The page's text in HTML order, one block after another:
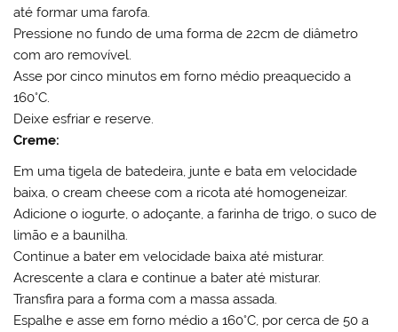
até formar uma farofa.
Pressione no fundo de uma forma de 22cm de diâmetro
com aro removível.
Asse por cinco minutos em forno médio preaquecido a
160°C.
Deixe esfriar e reserve.
Creme:
Em uma tigela de batedeira, junte e bata em velocidade
baixa, o cream cheese com a ricota até homogeneizar.
Adicione o iogurte, o adoçante, a farinha de trigo, o suco de
limão e a baunilha.
Continue a bater em velocidade baixa até misturar.
Acrescente a clara e continue a bater até misturar.
Transfira para a forma com a massa assada.
Espalhe e asse em forno médio a 160°C, por cerca de 50 a